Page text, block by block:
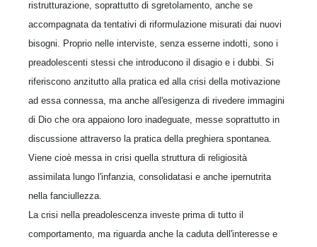
ristrutturazione, soprattutto di sgretolamento, anche se
accompagnata da tentativi di riformulazione misurati dai nuovi
bisogni. Proprio nelle interviste, senza esserne indotti, sono i
preadolescenti stessi che introducono il disagio e i dubbi. Si
riferiscono anzitutto alla pratica ed alla crisi della motivazione
ad essa connessa, ma anche all'esigenza di rivedere immagini
di Dio che ora appaiono loro inadeguate, messe soprattutto in
discussione attraverso la pratica della preghiera spontanea.
Viene cioè messa in crisi quella struttura di religiosità
assimilata lungo l'infanzia, consolidatasi e anche ipernutrita
nella fanciullezza.
La crisi nella preadolescenza investe prima di tutto il
comportamento, ma riguarda anche la caduta dell'interesse e